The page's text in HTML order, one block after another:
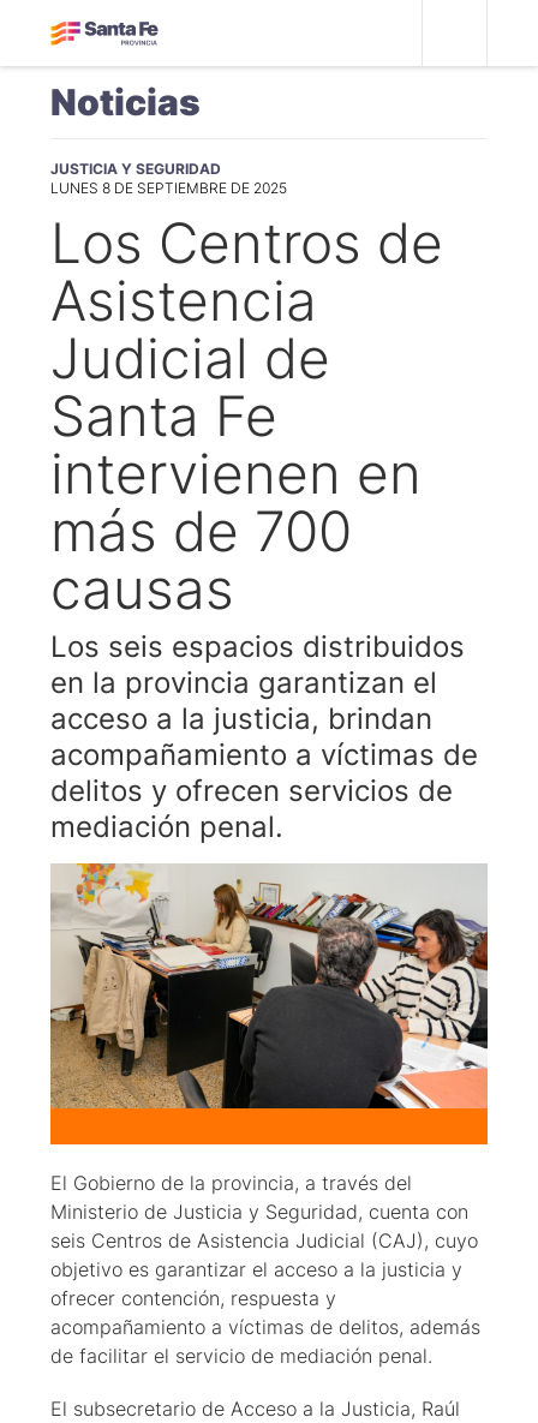
Noticias
JUSTICIA Y SEGURIDAD
LUNES 8 DE SEPTIEMBRE DE 2025
Los Centros de
Asistencia
Judicial de
Santa Fe
intervienen en
más de 700
causas
Los seis espacios distribuidos
en la provincia garantizan el
acceso a la justicia, brindan
acompañamiento a víctimas de
delitos y ofrecen servicios de
mediación penal.
El Gobierno de la provincia, a través del
Ministerio de Justicia y Seguridad, cuenta con
seis Centros de Asistencia Judicial (CAJ), cuyo
objetivo es garantizar el acceso a la justicia y
ofrecer contención, respuesta y
acompañamiento a víctimas de delitos, además
de facilitar el servicio de mediación penal.
El subsecretario de Acceso a la Justicia, Raúl